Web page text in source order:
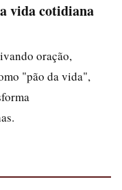
vida cotidiana
oração,
"pão da vida",